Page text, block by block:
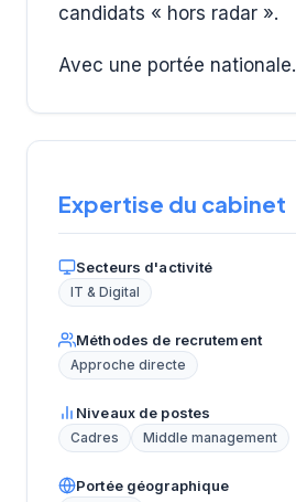
candidats « hors radar ».
Avec une portée nationale.
Expertise du cabinet
Secteurs d'activité
IT & Digital
Méthodes de recrutement
Approche directe
Niveaux de postes
Cadres Middle management
Portée géographique